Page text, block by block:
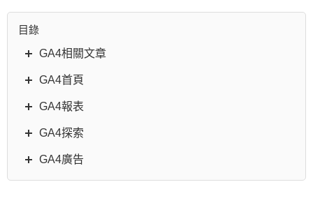
目錄
GA4相關文章
GA4首頁
GA4報表
GA4探索
GA4廣告